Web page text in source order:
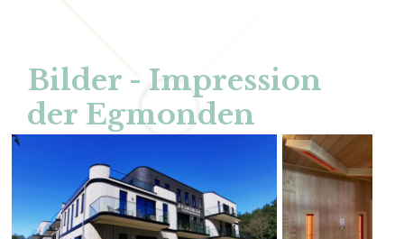
Bilder - Impression
der Egmonden